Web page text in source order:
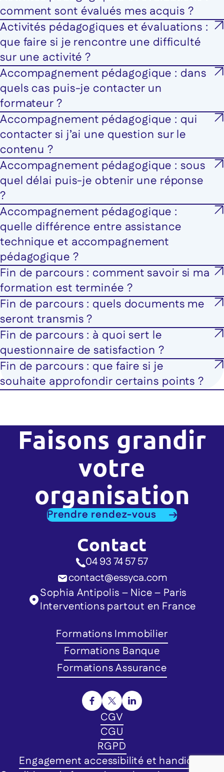
comment sont évalués mes acquis ?
Activités pédagogiques et évaluations :
que faire si je rencontre une difficulté
sur une activité ?
Accompagnement pédagogique : dans
quels cas puis-je contacter un
formateur ?
Accompagnement pédagogique : qui
contacter si j’ai une question sur le
contenu ?
Accompagnement pédagogique : sous
quel délai puis-je obtenir une réponse
?
Accompagnement pédagogique :
quelle différence entre assistance
technique et accompagnement
pédagogique ?
Fin de parcours : comment savoir si ma
formation est terminée ?
Fin de parcours : quels documents me
seront transmis ?
Fin de parcours : à quoi sert le
questionnaire de satisfaction ?
Fin de parcours : que faire si je
souhaite approfondir certains points ?
Faisons grandir
votre
organisation
Prendre rendez-vous
Contact
04 93 74 57 57
contact@essyca.com
Sophia Antipolis – Nice – Paris
Interventions partout en France
Formations Immobilier
Formations Banque
Formations Assurance
CGV
CGU
RGPD
Engagement accessibilité et handicap